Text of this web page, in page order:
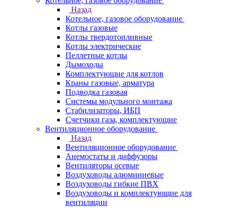
Назад
Котельное, газовое оборудование
Котлы газовые
Котлы твердотопливные
Котлы электрические
Пеллетные котлы
Дымоходы
Комплектующие для котлов
Краны газовые, арматура
Подводка газовая
Системы модульного монтажа
Стабилизаторы, ИБП
Счетчики газа, комплектующие
Вентиляционное оборудование
Назад
Вентиляционное оборудование
Анемостаты и диффузоры
Вентиляторы осевые
Воздуховоды алюминиевые
Воздуховоды гибкие ПВХ
Воздуховоды и комплектующие для
вентиляции